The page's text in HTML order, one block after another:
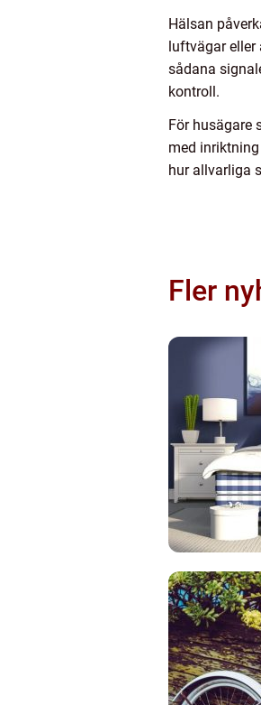
Hälsan
luftvägar eller
sådana
kontroll.
För husägare
med
hur allvarliga
Fler